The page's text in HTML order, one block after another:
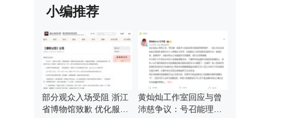
小编推荐
部分观众入场受阻 浙江
省博物馆致歉 优化服务
黄灿灿工作室回应与曾
沛慈争议：号召能理智